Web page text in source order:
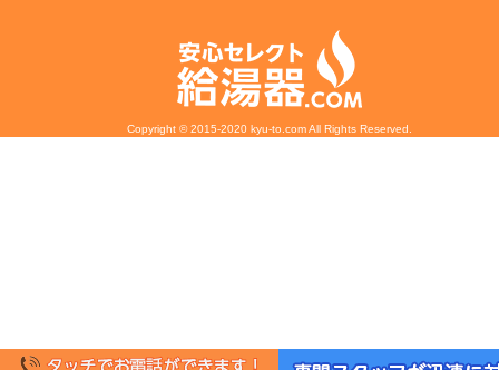
Copyright © 2015-2020 kyu-to.com All Rights Reserved.